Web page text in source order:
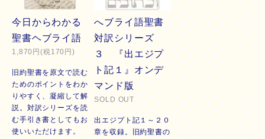
今日からわかる
聖書ヘブライ語
1,870円(税170円)
旧約聖書を原文で読む
ためのポイントをわか
りやすく、凝縮して解
説。対訳シリーズを読
む手引き書としてもお
使いいただけます。
へブライ語聖書
対訳シリーズ
３ 『出エジプ
ト記１』オンデ
マンド版
SOLD OUT
出エジプト記１～２０
章を収録。旧約聖書の